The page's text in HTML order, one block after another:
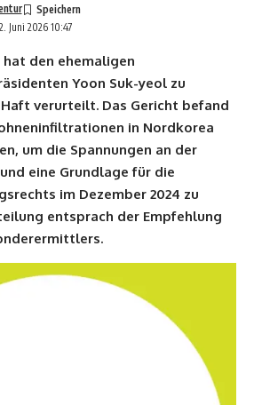
Juni 2026 10:47
hat den ehemaligen
Yoon Suk-yeol zu
verurteilt. Das Gericht befand
in Nordkorea
um die Spannungen an der
eine Grundlage für die
im Dezember 2024 zu
entsprach der Empfehlung